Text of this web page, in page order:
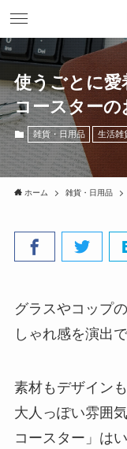
使うごとに愛
コースター
雑貨・日用品 生活雑
ホーム 雑貨・日用品
グラスやコップ
しゃれ感を演出
素材もデザイン
大人っぽい雰囲
コースター」は